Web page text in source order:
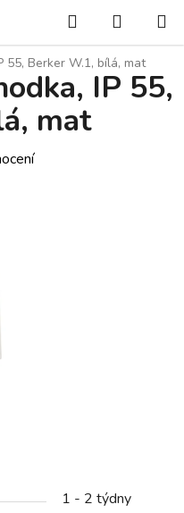
Hledat
KOŠÍK
55, Berker W.1, bílá, mat
1 - 2 týdny
IP 55,
mat